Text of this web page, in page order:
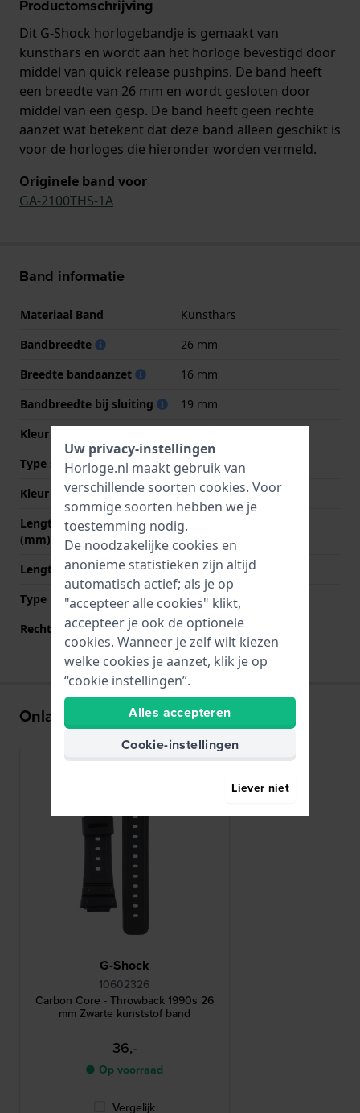
Productomschrijving
Dit G-Shock horlogebandje is gemaakt van
kunsthars en wordt aan het horloge bevestigd door
middel van quick release pushpins. De band heeft
een breedte van 26 mm en wordt gesloten door
middel van een gesp. De band heeft geen rechte
aanzet wat betekent dat deze band alleen geschikt is
voor de horloges die hieronder worden vermeld.
Originele band voor
GA-2100THS-1A
Band informatie
Materiaal Band
Kunsthars
Bandbreedte
26 mm
Breedte bandaanzet
16 mm
Bandbreedte bij sluiting
19 mm
Kleur Band
Type sluiting
Gesp
Kleur sluiting
Zwart
Lengte band op 12 uur
(mm)
70 mm
Lengte band op 6 uur (mm) 125 mm
Type bevestiging
Quick release pushpins
Rechte bandaanzet
Nee
Onlangs bekeken
G-Shock
10602326
Carbon Core - Throwback 1990s 26
mm Zwarte kunststof band
36,-
● Op voorraad
Vergelijk
Uw privacy-instellingen
Horloge.nl maakt gebruik van
verschillende soorten cookies. Voor
sommige soorten hebben we je
toestemming nodig.
De noodzakelijke cookies en
anonieme statistieken zijn altijd
automatisch actief; als je op
"accepteer alle cookies" klikt,
accepteer je ook de optionele
cookies. Wanneer je zelf wilt kiezen
welke cookies je aanzet, klik je op
“cookie instellingen”.
Alles accepteren
Cookie-instellingen
Liever niet